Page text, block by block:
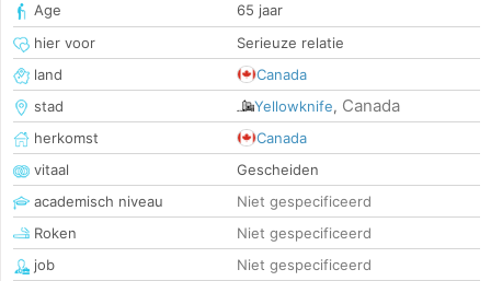
Age
65 jaar
hier voor
Serieuze relatie
land
Canada
stad
Yellowknife, Canada
herkomst
Canada
vitaal
Gescheiden
academisch niveau
Niet gespecificeerd
Roken
Niet gespecificeerd
job
Niet gespecificeerd